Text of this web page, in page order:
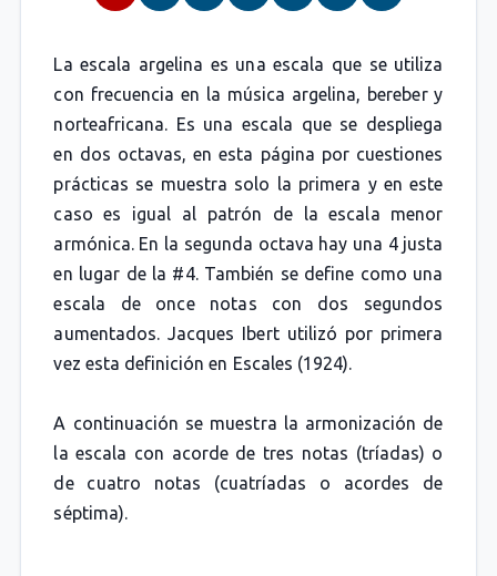
La escala argelina es una escala que se utiliza
con frecuencia en la música argelina, bereber y
norteafricana. Es una escala que se despliega
en dos octavas, en esta página por cuestiones
prácticas se muestra solo la primera y en este
caso es igual al patrón de la escala menor
armónica. En la segunda octava hay una 4 justa
en lugar de la #4. También se define como una
escala de once notas con dos segundos
aumentados. Jacques Ibert utilizó por primera
vez esta definición en Escales (1924).
A continuación se muestra la armonización de
la escala con acorde de tres notas (tríadas) o
de cuatro notas (cuatríadas o acordes de
séptima).